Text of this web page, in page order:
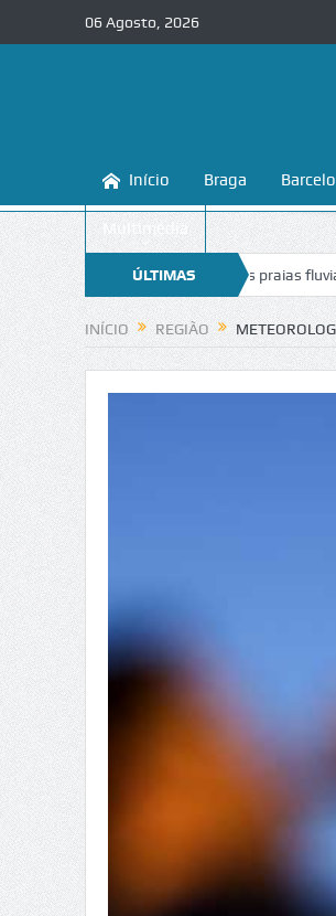
06 Agosto, 2026
Início Braga
Multimédia
ÚLTIMAS
NOTÍCIAS
a conhecer e proteger as praias fluviais do
INÍCIO REGIÃO